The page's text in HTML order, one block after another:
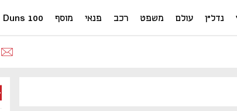
נדל"ן עולם משפט רכב פנאי מוסף Duns 100